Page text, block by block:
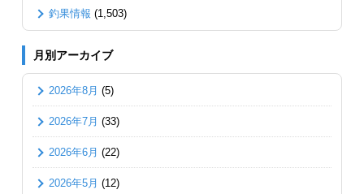
釣果情報 (1,503)
月別アーカイブ
2026年8月 (5)
2026年7月 (33)
2026年6月 (22)
2026年5月 (12)